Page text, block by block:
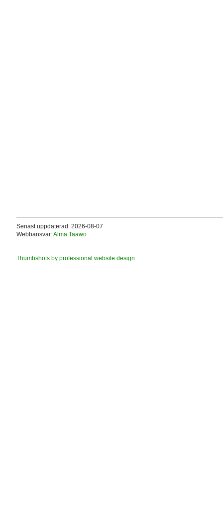
Senast uppdaterad: 2026-08-07
Webbansvar:Alma Taawo
Thumbshots by professional website design